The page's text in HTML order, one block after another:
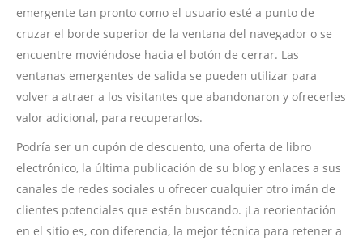
emergente tan pronto como el usuario esté a punto de
cruzar el borde superior de la ventana del navegador o se
encuentre moviéndose hacia el botón de cerrar. Las
ventanas emergentes de salida se pueden utilizar para
volver a atraer a los visitantes que abandonaron y ofrecerles
valor adicional, para recuperarlos.
Podría ser un cupón de descuento, una oferta de libro
electrónico, la última publicación de su blog y enlaces a sus
canales de redes sociales u ofrecer cualquier otro imán de
clientes potenciales que estén buscando. ¡La reorientación
en el sitio es, con diferencia, la mejor técnica para retener a